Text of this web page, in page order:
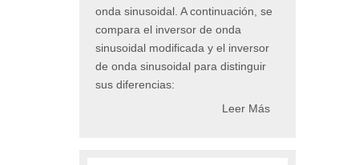
onda sinusoidal. A continuación, se
compara el inversor de onda
sinusoidal modificada y el inversor
de onda sinusoidal para distinguir
sus diferencias:
Leer Más